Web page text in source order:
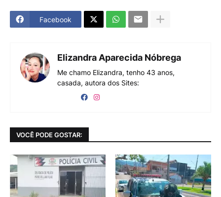
Facebook
Elizandra Aparecida Nóbrega
Me chamo Elizandra, tenho 43 anos,
casada, autora dos Sites:
VOCÊ PODE GOSTAR: